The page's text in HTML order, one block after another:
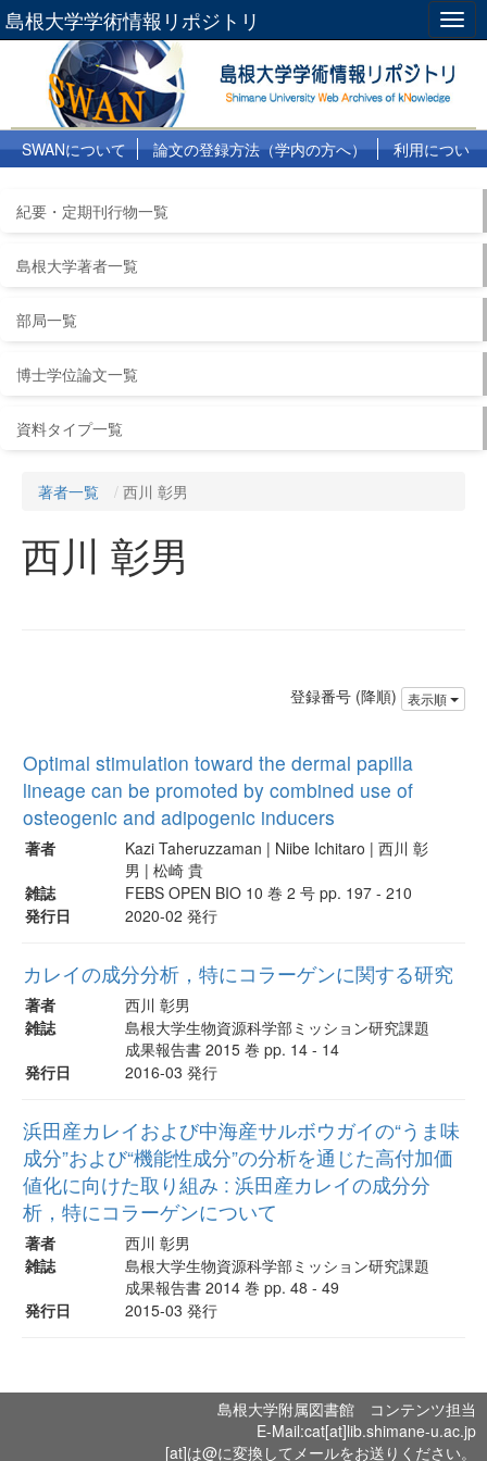
島根大学学術情報リポジトリ
SWANについて 論文の登録方法（学内の方へ）
利用につい
紀要・定期刊行物一覧
島根大学著者一覧
部局一覧
博士学位論文一覧
資料タイプ一覧
著者一覧 西川 彰男
西川 彰男
登録番号 (降順) 表示順
Optimal stimulation toward the dermal papilla
lineage can be promoted by combined use of
osteogenic and adipogenic inducers
著者
Kazi Taheruzzaman | Niibe Ichitaro | 西川 彰
男 | 松崎 貴
雑誌
FEBS OPEN BIO 10 巻 2 号 pp. 197 - 210
発行日
2020-02 発行
カレイの成分分析，特にコラーゲンに関する研究
著者
西川 彰男
雑誌
島根大学生物資源科学部ミッション研究課題
成果報告書 2015 巻 pp. 14 - 14
発行日
2016-03 発行
浜田産カレイおよび中海産サルボウガイの“うま味
成分”および“機能性成分”の分析を通じた高付加価
値化に向けた取り組み : 浜田産カレイの成分分
析，特にコラーゲンについて
著者
西川 彰男
雑誌
島根大学生物資源科学部ミッション研究課題
成果報告書 2014 巻 pp. 48 - 49
発行日
2015-03 発行
島根大学附属図書館 コンテンツ担当
E-Mail:cat[at]lib.shimane-u.ac.jp
[at]は@に変換してメールをお送りください。